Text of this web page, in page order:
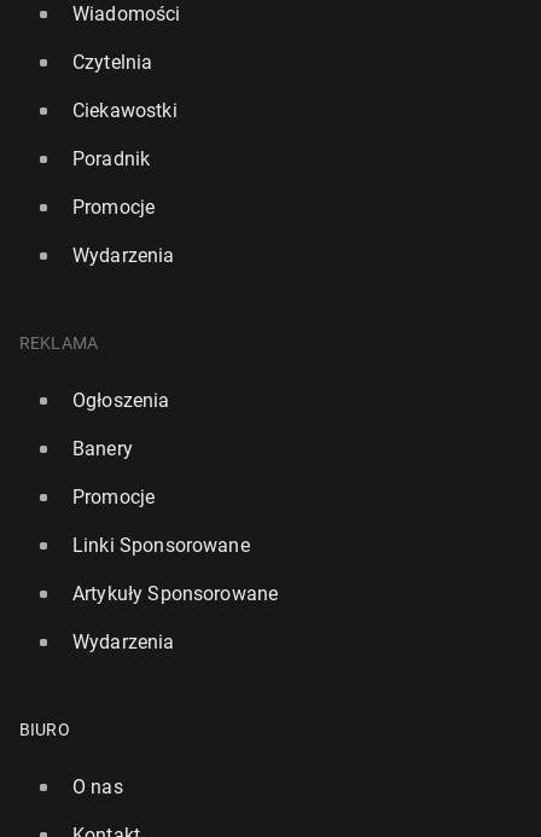
Wiadomości
Czytelnia
Ciekawostki
Poradnik
Promocje
Wydarzenia
REKLAMA
Ogłoszenia
Banery
Promocje
Linki Sponsorowane
Artykuły Sponsorowane
Wydarzenia
BIURO
O nas